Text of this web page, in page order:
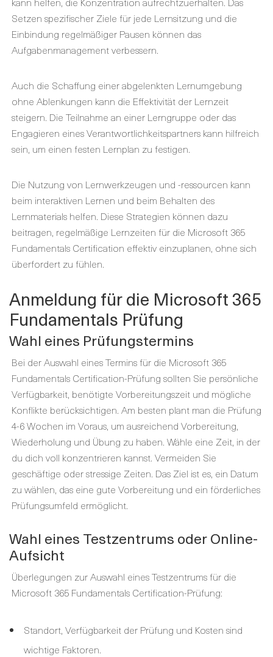
Setzen spezifischer Ziele für jede Lernsitzung und die
Einbindung regelmäßiger Pausen können das
Aufgabenmanagement verbessern.
Auch die Schaffung einer abgelenkten Lernumgebung
ohne Ablenkungen kann die Effektivität der Lernzeit
steigern. Die Teilnahme an einer Lerngruppe oder das
Engagieren eines Verantwortlichkeitspartners kann hilfreich
sein, um einen festen Lernplan zu festigen.
Die Nutzung von Lernwerkzeugen und -ressourcen kann
beim interaktiven Lernen und beim Behalten des
Lernmaterials helfen. Diese Strategien können dazu
beitragen, regelmäßige Lernzeiten für die Microsoft 365
Fundamentals Certification effektiv einzuplanen, ohne sich
überfordert zu fühlen.
Anmeldung für die Microsoft 365
Fundamentals Prüfung
Wahl eines Prüfungstermins
Bei der Auswahl eines Termins für die Microsoft 365
Fundamentals Certification-Prüfung sollten Sie persönliche
Verfügbarkeit, benötigte Vorbereitungszeit und mögliche
Konflikte berücksichtigen. Am besten plant man die Prüfung
4-6 Wochen im Voraus, um ausreichend Vorbereitung,
Wiederholung und Übung zu haben. Wähle eine Zeit, in der
du dich voll konzentrieren kannst. Vermeiden Sie
geschäftige oder stressige Zeiten. Das Ziel ist es, ein Datum
zu wählen, das eine gute Vorbereitung und ein förderliches
Prüfungsumfeld ermöglicht.
Wahl eines Testzentrums oder Online-
Aufsicht
Überlegungen zur Auswahl eines Testzentrums für die
Microsoft 365 Fundamentals Certification-Prüfung:
Standort, Verfügbarkeit der Prüfung und Kosten sind
wichtige Faktoren.